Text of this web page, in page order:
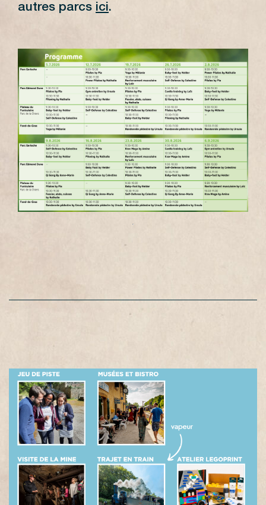
autres parcs ici.